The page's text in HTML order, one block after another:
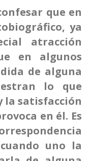
que en
ya
atracción
en algunos
de alguna
lo que
la satisfacción
en él. Es
uno la